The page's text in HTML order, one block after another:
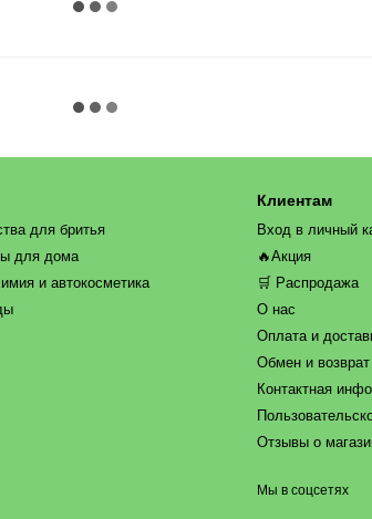
для бритья
для дома
и автокосметика
Клиентам
Вход в личный
🔥Акция
🛒 Распродажа
О нас
Оплата и
Обмен и возврат
Контактная
Отзывы о
Мы в соцсетях